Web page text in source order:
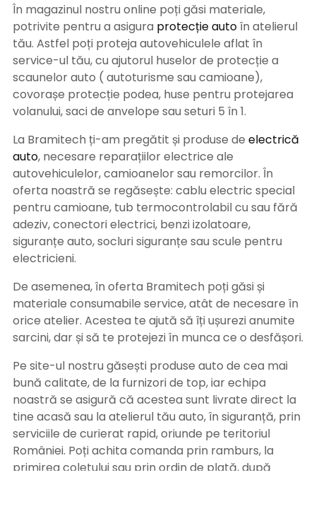
În magazinul nostru online poți găsi materiale,
potrivite pentru a asigura protecție autoîn atelierul
tău. Astfel poți proteja autovehiculele aflat în
service-ul tău, cu ajutorul huselor de protecție a
scaunelor auto ( autoturisme sau camioane),
covorașe protecție podea, huse pentru protejarea
volanului, saci de anvelope sau seturi 5 în 1.
La Bramitech ți-am pregătit și produse de electrică
auto, necesare reparațiilor electrice ale
autovehiculelor, camioanelor sau remorcilor. În
oferta noastră se regăsește: cablu electric special
pentru camioane, tub termocontrolabil cu sau fără
adeziv, conectori electrici, benzi izolatoare,
siguranțe auto, socluri siguranțe sau scule pentru
electricieni.
De asemenea, în oferta Bramitech poți găsi și
materiale consumabile service, atât de necesare în
orice atelier. Acestea te ajută să îți ușurezi anumite
sarcini, dar și să te protejezi în munca ce o desfășori.
Pe site-ul nostru găsești produse auto de cea mai
bună calitate, de la furnizori de top, iar echipa
noastră se asigură că acestea sunt livrate direct la
tine acasă sau la atelierul tău auto, în siguranță, prin
serviciile de curierat rapid, oriunde pe teritoriul
României. Poți achita comanda prin ramburs, la
primirea coletului sau prin ordin de plată, după